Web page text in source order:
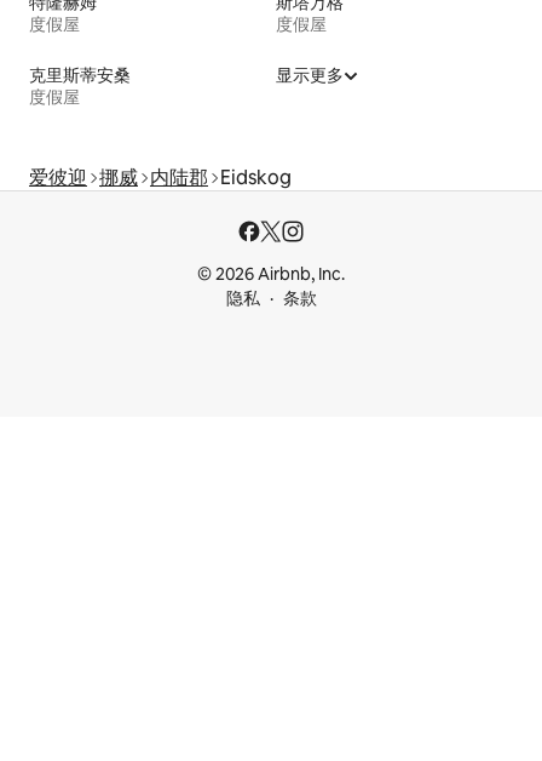
度假屋
度假屋
克里斯蒂安桑
度假屋
显示更多
爱彼迎 挪威 内陆郡 Eidskog
© 2026 Airbnb, Inc.
隐私
条款